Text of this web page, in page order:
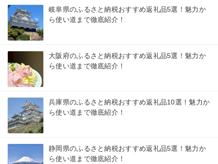
岐阜県のふるさと納税おすすめ返礼品5選！魅力か
ら使い道まで徹底紹介！
大阪府のふるさと納税おすすめ返礼品5選！魅力か
ら使い道まで徹底紹介！
兵庫県のふるさと納税おすすめ返礼品10選！魅力か
ら使い道まで徹底紹介！
静岡県のふるさと納税おすすめ返礼品5選！魅力か
ら使い道まで徹底紹介！